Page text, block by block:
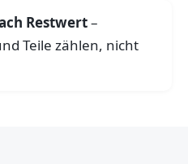
Restwert–
Teile zählen, nicht